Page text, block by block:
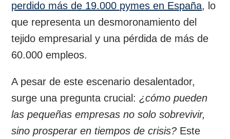
perdido más de 19.000 pymes en España, lo
que representa un desmoronamiento del
tejido empresarial y una pérdida de más de
60.000 empleos.
A pesar de este escenario desalentador,
surge una pregunta crucial:¿cómo pueden
las pequeñas empresas no solo sobrevivir,
sino prosperar en tiempos de crisis? Este